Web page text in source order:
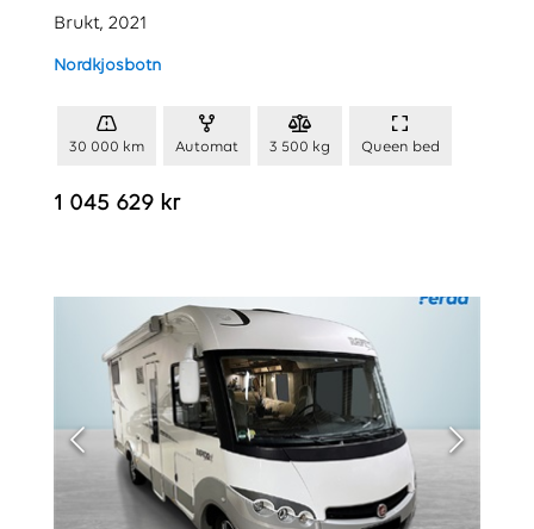
Brukt, 2021
Nordkjosbotn
30 000 km Automat 3 500 kg Queen bed
1 045 629 kr